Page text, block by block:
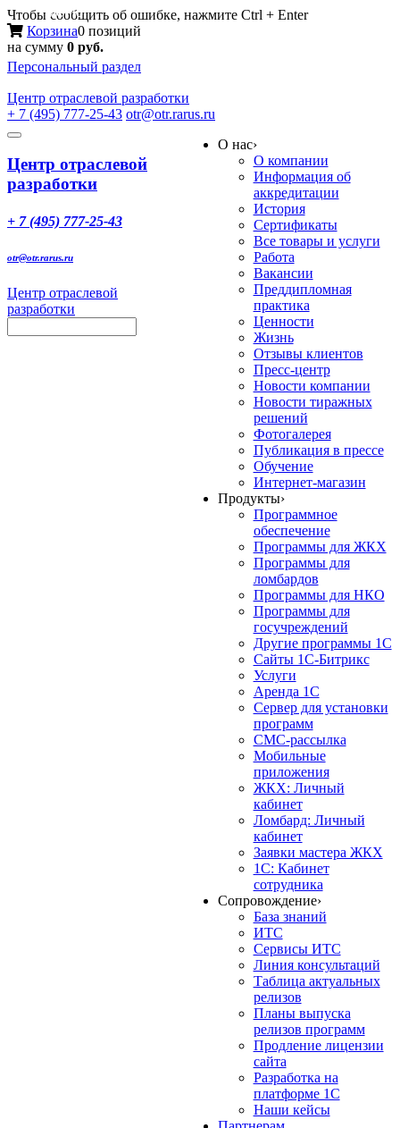
Чтобы сообщить об ошибке, нажмите Ctrl + Enter
Корзина0 позиций
на сумму 0 руб.
Персональный раздел
Центр отраслевой разработки
+ 7 (495) 777-25-43 otr@otr.rarus.ru
Toggle
Меню
Центр отраслевой
разработки
+ 7 (495) 777-25-43
otr@otr.rarus.ru
Центр отраслевой
разработки
О нас›
О компании
Информация об
аккредитации
История
Сертификаты
Все товары и услуги
Работа
Вакансии
Преддипломная
практика
Ценности
Жизнь
Отзывы клиентов
Пресс-центр
Новости компании
Новости тиражных
решений
Фотогалерея
Публикация в прессе
Обучение
Интернет-магазин
Продукты›
Программное
обеспечение
Программы для ЖКХ
Программы для
ломбардов
Программы для НКО
Программы для
госучреждений
Другие программы 1С
Сайты 1С-Битрикс
Услуги
Аренда 1С
Сервер для установки
программ
СМС-рассылка
Мобильные
приложения
ЖКХ: Личный
кабинет
Ломбард: Личный
кабинет
Заявки мастера ЖКХ
1С: Кабинет
сотрудника
Сопровождение›
База знаний
ИТС
Сервисы ИТС
Линия консультаций
Таблица актуальных
релизов
Планы выпуска
релизов программ
Продление лицензии
сайта
Разработка на
платформе 1С
Наши кейсы